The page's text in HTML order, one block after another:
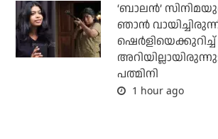
‘ബാലൻ’
ഞാൻ
പത്മിനി
1 hour ago